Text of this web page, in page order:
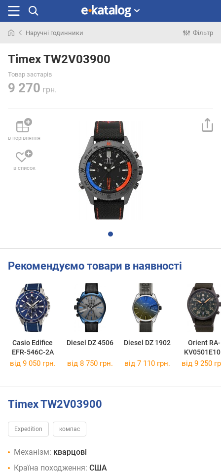
раніше
Наручні годинники Фільтр
Timex TW2V03900
Товар застарів
9 270 грн.
в порівняння
в список
Рекомендуємо товари в наявності
Casio Edifice
EFR-546C-2A
Diesel DZ 4506 Diesel DZ 1902
Orient RA-
від 9 050 грн. від 8 750 грн. від 7 110 грн. від 9 250
Timex TW2V03900
Expedition компас
Механізм: кварцові
Країна походження: США